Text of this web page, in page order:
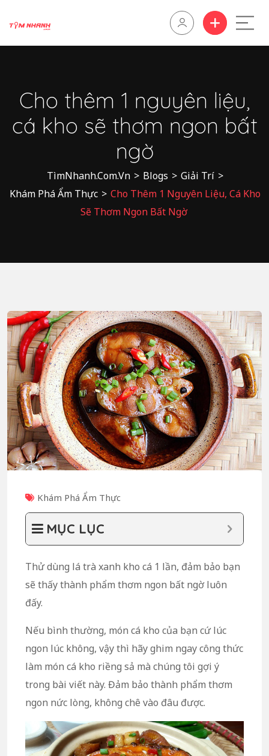
Cho thêm 1 nguyên liệu,
cá kho sẽ thơm ngon bất
ngờ
TìmNhanh.Com.Vn > Blogs > Giải Trí >
Khám Phá Ẩm Thực > Cho Thêm 1 Nguyên Liệu, Cá Kho
Sẽ Thơm Ngon Bất Ngờ
Khám Phá Ẩm Thực
MỤC LỤC
Thử dùng lá trà xanh kho cá 1 lần, đảm bảo bạn
sẽ thấy thành phẩm thơm ngon bất ngờ luôn
đấy.
Nếu bình thường, món cá kho của bạn cứ lúc
ngon lúc không, vậy thì hãy ghim ngay công thức
làm món cá kho riềng sả mà chúng tôi gợi ý
trong bài viết này. Đảm bảo thành phẩm thơm
ngon nức lòng, không chê vào đâu được.